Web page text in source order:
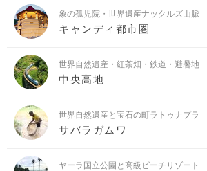
象の孤児院・世界遺産ナックルズ山脈
キャンディ都市圏
世界自然遺産・紅茶畑・鉄道・避暑地
中央高地
世界自然遺産と宝石の町ラトゥナプラ
サバラガムワ
ヤーラ国立公園と高級ビーチリゾート